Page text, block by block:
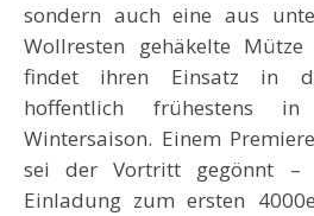
sondern auch eine aus
Wollresten gehäkelte
findet ihren Einsatz in
hoffentlich frühestens
Wintersaison. Einem
sei der Vortritt gegönnt –
Einladung zum ersten